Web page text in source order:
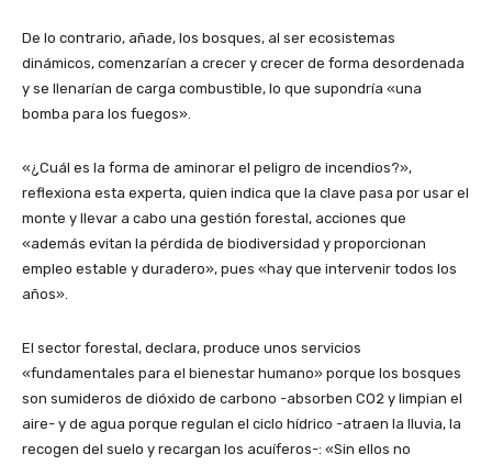
De lo contrario, añade, los bosques, al ser ecosistemas
dinámicos, comenzarían a crecer y crecer de forma desordenada
y se llenarían de carga combustible, lo que supondría «una
bomba para los fuegos».
«¿Cuál es la forma de aminorar el peligro de incendios?»,
reflexiona esta experta, quien indica que la clave pasa por usar el
monte y llevar a cabo una gestión forestal, acciones que
«además evitan la pérdida de biodiversidad y proporcionan
empleo estable y duradero», pues «hay que intervenir todos los
años».
El sector forestal, declara, produce unos servicios
«fundamentales para el bienestar humano» porque los bosques
son sumideros de dióxido de carbono -absorben CO2 y limpian el
aire- y de agua porque regulan el ciclo hídrico -atraen la lluvia, la
recogen del suelo y recargan los acuíferos-: «Sin ellos no